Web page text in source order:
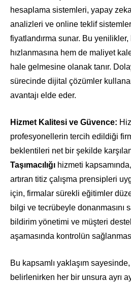
hesaplama sistemleri, yapay
analizleri ve online teklif
fiyatlandırma sunar. Bu
hızlanmasına hem de maliyet
hale gelmesine olanak tanır.
sürecinde dijital çözümler
avantajı elde eder.
Hizmet Kalitesi ve Güvence:
profesyonellerin tercih edildiği
beklentileri net bir şekilde
Taşımacılığı hizmeti
artıran titiz çalışma prensipleri
için, firmalar sürekli eğitimler
bilgi ve tecrübeyle donanmasını
bildirim yönetimi ve müşteri
aşamasında kontrolün
Bu kapsamlı yaklaşım
belirlenirken her bir unsura ayrı